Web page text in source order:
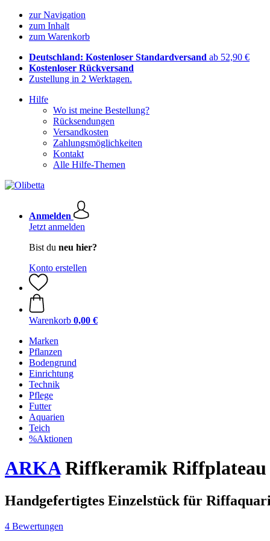
zur Navigation
zum Inhalt
zum Warenkorb
Deutschland: Kostenloser Standardversand ab 52,90 €
Kostenloser Rückversand
Zustellung in 2 Werktagen.
Hilfe
Wo ist meine Bestellung?
Rücksendungen
Versandkosten
Zahlungsmöglichkeiten
Kontakt
Alle Hilfe-Themen
Anmelden
Jetzt anmelden
Bist du neu hier?
Konto erstellen
Warenkorb 0,00 €
Marken
Pflanzen
Bodengrund
Einrichtung
Technik
Pflege
Futter
Aquarien
Teich
%Aktionen
ARKARiffkeramik Riffplateau
Handgefertigtes Einzelstück für
4 Bewertungen